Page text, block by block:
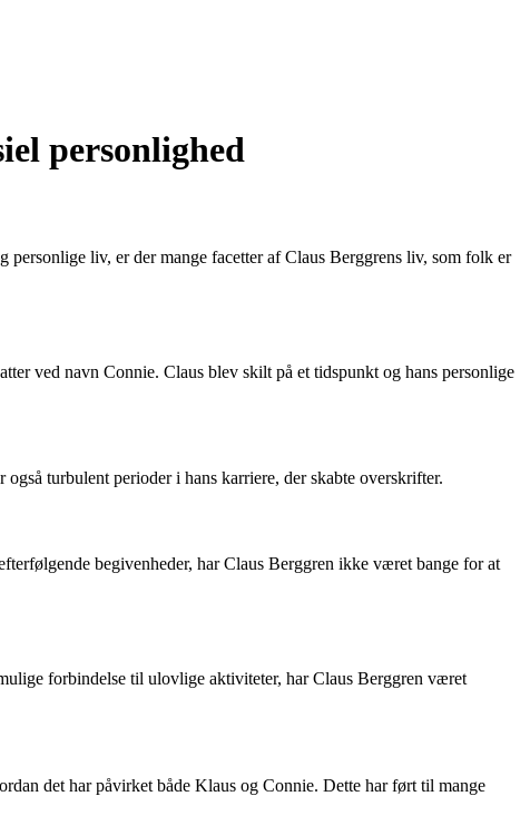
personlighed
liv, er der mange facetter af Claus Berggrens liv, som folk er
ved navn Connie. Claus blev skilt på et tidspunkt og hans personlige
turbulent perioder i hans karriere, der skabte overskrifter.
begivenheder, har Claus Berggren ikke været bange for at
forbindelse til ulovlige aktiviteter, har Claus Berggren været
det har påvirket både Klaus og Connie. Dette har ført til mange